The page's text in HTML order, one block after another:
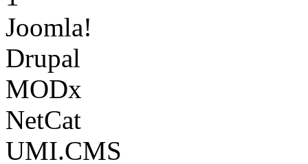
Joomla!
Drupal
MODx
NetCat
UMI.CMS